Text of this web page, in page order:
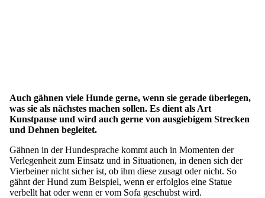
Auch gähnen viele Hunde gerne, wenn sie gerade überlegen,
was sie als nächstes machen sollen. Es dient als Art
Kunstpause und wird auch gerne von ausgiebigem Strecken
und Dehnen begleitet.
Gähnen in der Hundesprache kommt auch in Momenten der
Verlegenheit zum Einsatz und in Situationen, in denen sich der
Vierbeiner nicht sicher ist, ob ihm diese zusagt oder nicht. So
gähnt der Hund zum Beispiel, wenn er erfolglos eine Statue
verbellt hat oder wenn er vom Sofa geschubst wird.